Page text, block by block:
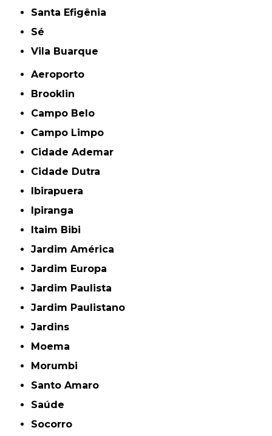
Santa Efigênia
Sé
Vila Buarque
Aeroporto
Brooklin
Campo Belo
Campo Limpo
Cidade Ademar
Cidade Dutra
Ibirapuera
Ipiranga
Itaim Bibi
Jardim América
Jardim Europa
Jardim Paulista
Jardim Paulistano
Jardins
Moema
Morumbi
Santo Amaro
Saúde
Socorro